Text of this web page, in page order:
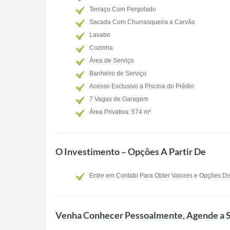
Terraço Com Pergolado
Sacada Com Churrasqueira a Carvão
Lavabo
Cozinha
Área de Serviço
Banheiro de Serviço
Acesso Exclusivo a Piscina do Prédio
7 Vagas de Garagem
Área Privativa: 574 m²
O Investimento – Opções A Partir De
Entre em Contato Para Obter Valores e Opções
Venha Conhecer Pessoalmente, Agende a